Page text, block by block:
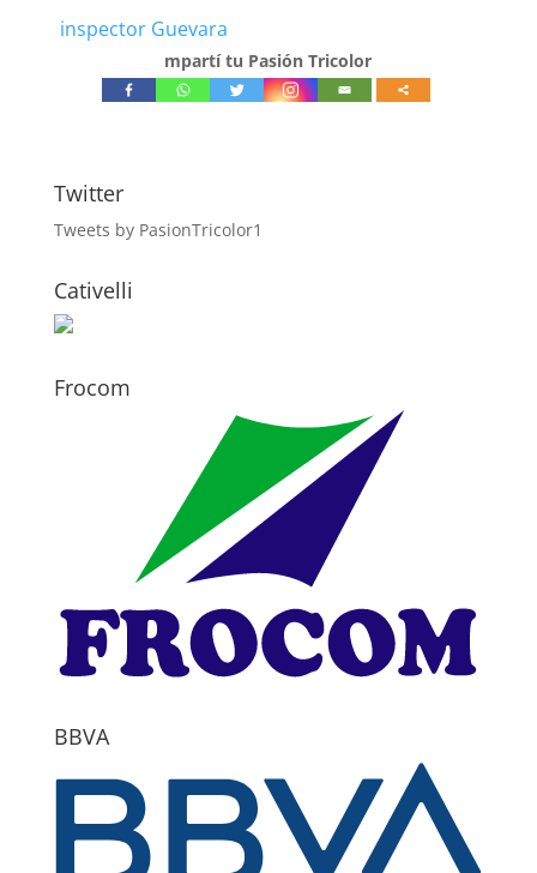
inspector Guevara
mpartí tu Pasión Tricolor
Twitter
Tweets by PasionTricolor1
Cativelli
Frocom
BBVA